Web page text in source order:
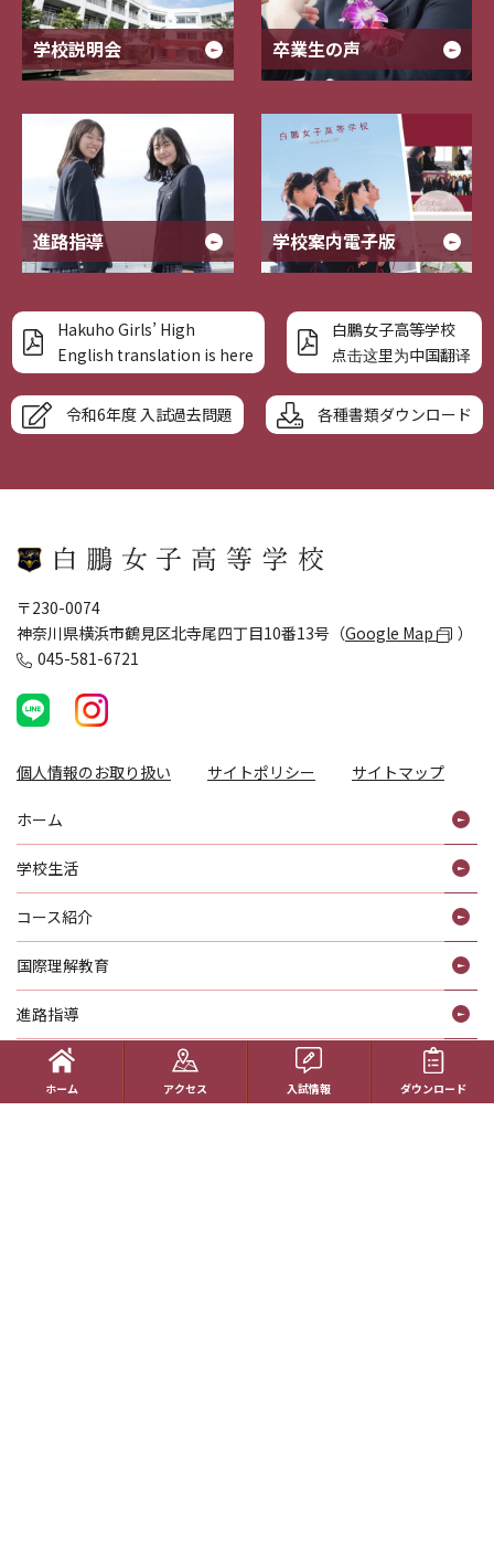
学校説明会 卒業生の声
進路指導 学校案内電子版
Hakuho Girls’ High
English translation is here
白鵬女子高等学校
点击这里为中国翻译
令和6年度 入試過去問題 各種書類ダウンロード
〒230-0074
神奈川県横浜市鶴見区北寺尾四丁目10番13号（Google Map
）
045-581-6721
個人情報のお取り扱い サイトポリシー サイトマップ
ホーム
学校生活
コース紹介
国際理解教育
進路指導
受験生の方へ
ホーム アクセス 入試情報 ダウンロード